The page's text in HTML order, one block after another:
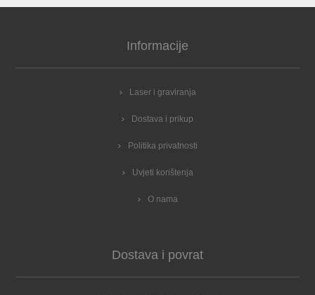
Informacije
Laser i graviranja
Dostava i prikup
Politika privatnosti
Uvjeti korištenja
O nama
Dostava i povrat